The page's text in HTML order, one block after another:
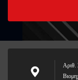
Αριθ.